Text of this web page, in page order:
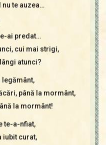
nu te auzea…
ai predat…
cui mai strigi,
atunci?
legământ,
până la mormânt,
la mormânt!
te-a-nfiat,
iubit curat,